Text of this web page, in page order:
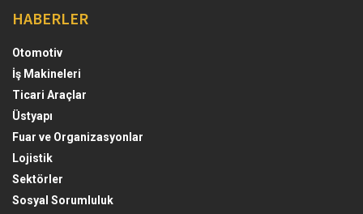
HABERLER
Otomotiv
İş Makineleri
Ticari Araçlar
Üstyapı
Fuar ve Organizasyonlar
Lojistik
Sektörler
Sosyal Sorumluluk